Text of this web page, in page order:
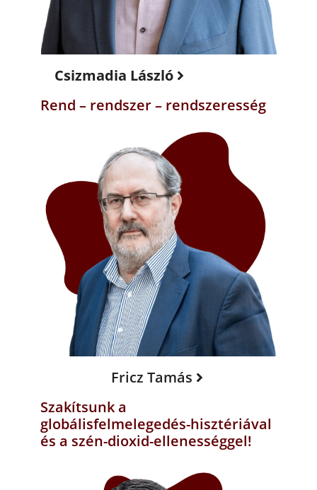
Csizmadia László
Rend – rendszer – rendszeresség
Fricz Tamás
Szakítsunk a
globálisfelmelegedés-hisztériával
és a szén-dioxid-ellenességgel!